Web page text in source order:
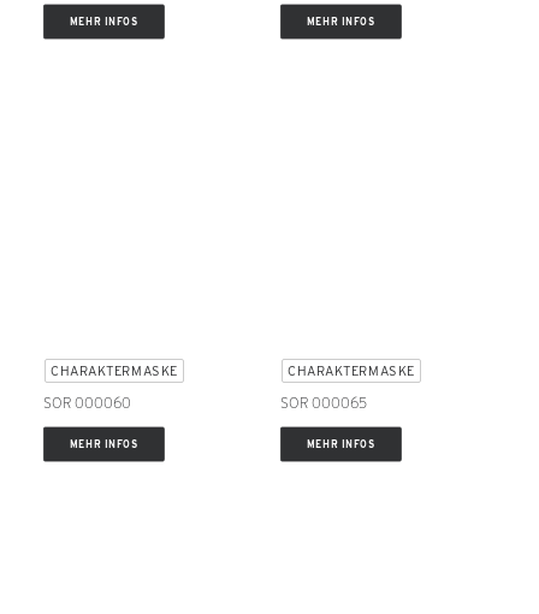
MEHR INFOS MEHR INFOS
CHARAKTERMASKE
SOR 000060
MEHR INFOS
CHARAKTERMASKE
SOR 000065
MEHR INFOS